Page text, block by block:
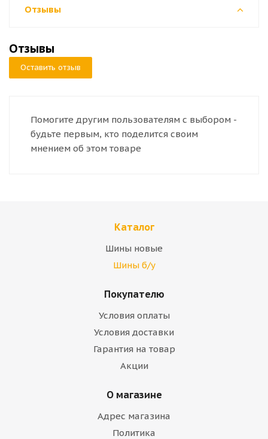
Отзывы
Отзывы
Оставить отзыв
Помогите другим пользователям с выбором -
будьте первым, кто поделится своим
мнением об этом товаре
Каталог
Шины новые
Шины б/у
Покупателю
Условия оплаты
Условия доставки
Гарантия на товар
Акции
О магазине
Адрес магазина
Политика